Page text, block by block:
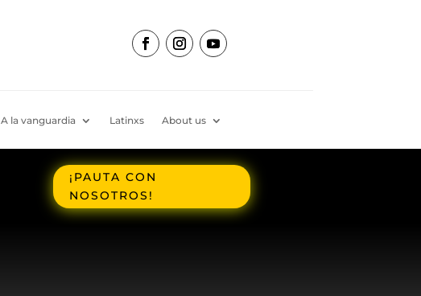
A la vanguardia Latinxs About us
¡PAUTA CON
NOSOTROS!